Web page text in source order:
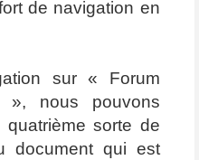
de navigation en
sur « Forum
», nous pouvons
sorte de
document qui est